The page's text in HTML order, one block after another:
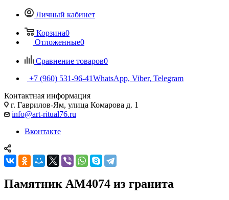
Личный кабинет
Корзина0
Отложенные0
Сравнение товаров0
+7 (960) 531-96-41WhatsApp, Viber, Telegram
Контактная информация
г. Гаврилов-Ям, улица Комарова д. 1
info@art-ritual76.ru
Вконтакте
Памятник AM4074 из гранита